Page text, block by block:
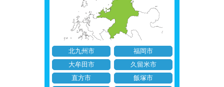
北九州市
福岡市
大牟田市
久留米市
直方市
飯塚市